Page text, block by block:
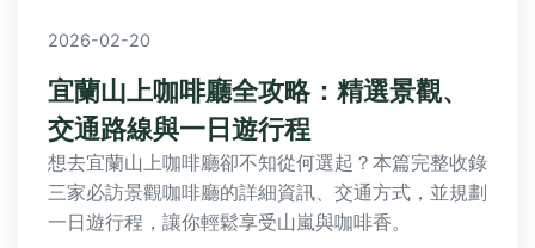
2026-02-20
宜蘭山上咖啡廳全攻略：精選景觀、
交通路線與一日遊行程
想去宜蘭山上咖啡廳卻不知從何選起？本篇完整收錄
三家必訪景觀咖啡廳的詳細資訊、交通方式，並規劃
一日遊行程，讓你輕鬆享受山嵐與咖啡香。